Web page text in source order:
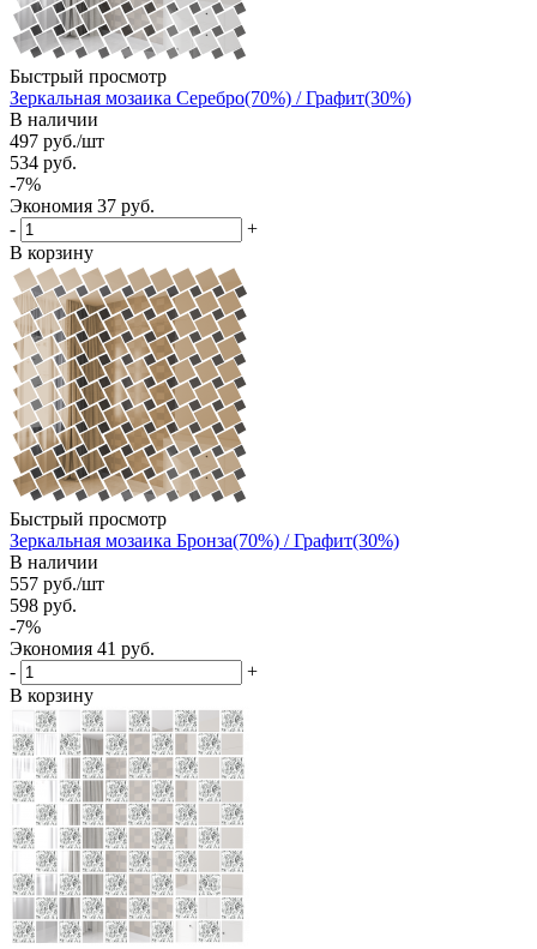
Быстрый просмотр
Зеркальная мозаика Серебро(70%) / Графит(30%)
В наличии
497 руб./шт
534 руб.
-7%
Экономия 37 руб.
-
+
В корзину
Быстрый просмотр
Зеркальная мозаика Бронза(70%) / Графит(30%)
В наличии
557 руб./шт
598 руб.
-7%
Экономия 41 руб.
-
+
В корзину